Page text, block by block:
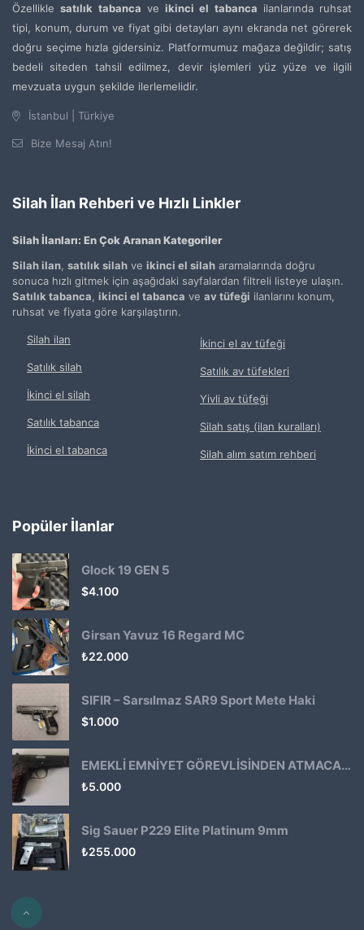
Özelliklesatılık tabanca ve ikinci el tabanca ilanlarında ruhsat
tipi, konum, durum ve fiyat gibi detayları aynı ekranda net görerek
doğru seçime hızla gidersiniz. Platformumuz mağaza değildir; satış
bedeli siteden tahsil edilmez, devir işlemleri yüz yüze ve ilgili
mevzuata uygun şekilde ilerlemelidir.
İstanbul | Türkiye
Bize Mesaj Atın!
Silah İlan Rehberi ve Hızlı Linkler
Silah İlanları: En Çok Aranan Kategoriler
Silah ilan satılık silah ve ikinci el silah aramalarında doğru
sonuca hızlı gitmek için aşağıdaki sayfalardan filtreli listeye ulaşın.
Satılık tabanca ikinci el tabanca ve av tüfeği ilanlarını konum,
ruhsat ve fiyata göre karşılaştırın.
Silah ilan
Satılık silah
İkinci el silah
Satılık tabanca
İkinci el tabanca
İkinci el av tüfeği
Satılık av tüfekleri
Yivli av tüfeği
Silah satış (ilan kuralları)
Silah alım satım rehberi
Popüler İlanlar
Glock 19 GEN 5
$4.100
Girsan Yavuz 16 Regard MC
₺22.000
SIFIR – Sarsılmaz SAR9 Sport Mete Haki
$1.000
EMEKLİ EMNİYET GÖREVLİSİNDEN ATMACA 53 KLASİK14
₺5.000
Sig Sauer P229 Elite Platinum 9mm
₺255.000